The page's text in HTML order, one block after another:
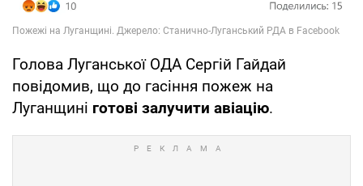
Голова Луганської ОДА Сергій Гайдай
повідомив, що до гасіння пожеж на
Луганщині готові залучити авіацію.